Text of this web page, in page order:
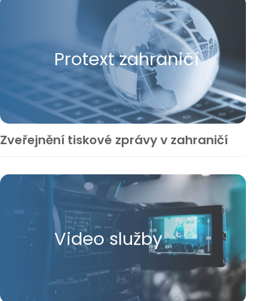
Protext zahraničí
Zveřejnění tiskové zprávy v zahraničí
Video služby